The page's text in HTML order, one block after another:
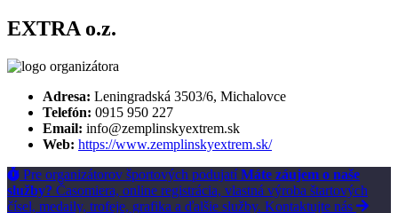
EXTRA o.z.
Adresa: Leningradská 3503/6, Michalovce
Telefón: 0915 950 227
Email: info@zemplinskyextrem.sk
Web: https://www.zemplinskyextrem.sk/
Pre organizátorov športových podujatí Máte záujem o naše
služby? Časomiera, online registrácia, vlastná výroba štartových
čísel, medaily, trofeje, grafika a ďalšie služby. Kontaktujte nás